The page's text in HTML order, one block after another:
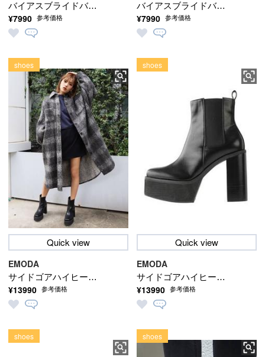
バイアスブライドバッ
グ
¥7990 参考価格
バイアスブライドバッ
グ
¥7990 参考価格
Quick view
サイドゴアハイヒール
ブーツ
EMODA
¥13990 参考価格
shoes
Quick view
サイドゴアハイヒール
ブーツ
EMODA
¥13990 参考価格
shoes
shoes shoes